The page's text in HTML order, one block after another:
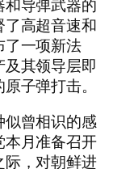
导弹武器的
高超音速和
一项新法
其领导层即
子弹打击。
曾相识的感
月准备召开
，对朝鲜进